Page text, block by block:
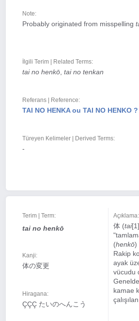
Note:
Probably originated from misspelling
İlgili Terim | Related Terms:
tai no henkō tai no tenkan
Referans | Reference:
TAI NO HENKA ou TAI NO HENKO ?
Türeyen Kelimeler | Derived Terms:
-
Terim | Term:
tai no henkō
Kanji:
体の変更
Hiragana:
ÇÇÇ たいのへんこう
Açıklama:
体 (tai
(henkō)
Rakip
ayak
vücudu
kamae